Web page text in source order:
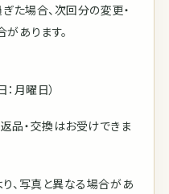
た場合、次回分の変更・
あります。
月曜日）
品・交換はお受けできま
、写真と異なる場合があ